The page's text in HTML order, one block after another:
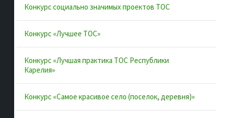
Конкурсы и лучшие практики
Контакты
Полезные ссылки
Интернет-портал Республики Карелия
Конкурс социально значимых проектов ТОС
Конкурс «Лучшее ТОС»
Конкурс «Лучшая практика ТОС Республики
Карелия»
Конкурс «Самое красивое село (поселок, деревня)»